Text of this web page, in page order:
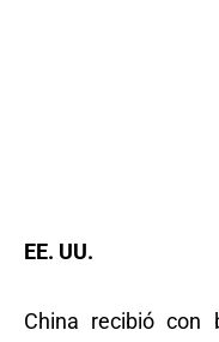
EE. UU.
China recibió con